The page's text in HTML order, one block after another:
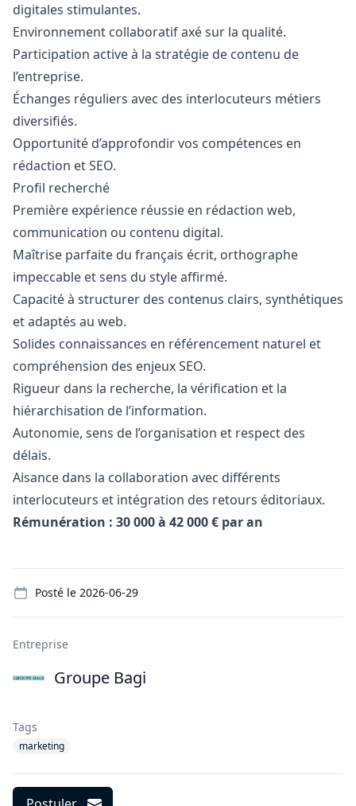
digitales stimulantes.
Environnement collaboratif axé sur la qualité.
Participation active à la stratégie de contenu de
l’entreprise.
Échanges réguliers avec des interlocuteurs métiers
diversifiés.
Opportunité d’approfondir vos compétences en
rédaction et SEO.
Profil recherché
Première expérience réussie en rédaction web,
communication ou contenu digital.
Maîtrise parfaite du français écrit, orthographe
impeccable et sens du style affirmé.
Capacité à structurer des contenus clairs, synthétiques
et adaptés au web.
Solides connaissances en référencement naturel et
compréhension des enjeux SEO.
Rigueur dans la recherche, la vérification et la
hiérarchisation de l’information.
Autonomie, sens de l’organisation et respect des
délais.
Aisance dans la collaboration avec différents
interlocuteurs et intégration des retours éditoriaux.
Rémunération : 30 000 à 42 000 € par an
Posté le 2026-06-29
Entreprise
Groupe Bagi
Tags
marketing